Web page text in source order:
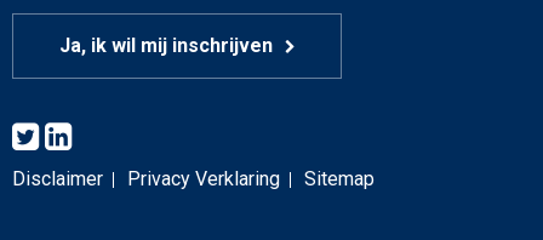
Ja, ik wil mij inschrijven
Disclaimer Privacy Verklaring Sitemap